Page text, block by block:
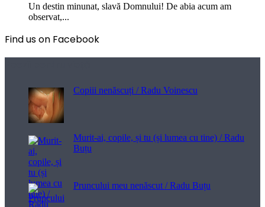
Un destin minunat, slavă Domnului! De abia acum am
observat,...
Find us on Facebook
Copiii nenăscuți / Radu Voinescu
Murit-ai, copile, și tu (și lumea cu tine) / Radu
Buțu
Pruncului meu nenăscut / Radu Buțu